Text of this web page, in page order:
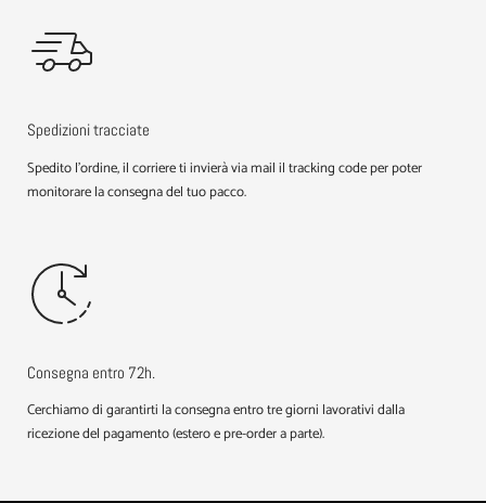
Spedizioni tracciate
Spedito l'ordine, il corriere ti invierà via mail il tracking code per poter
monitorare la consegna del tuo pacco.
Consegna entro 72h.
Cerchiamo di garantirti la consegna entro tre giorni lavorativi dalla
ricezione del pagamento (estero e pre-order a parte).